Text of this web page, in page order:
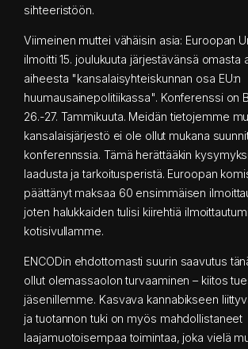
sihteeristöön.
Viimeinen muttei vähäisin asia: Euroopan
ilmoitti 15. joulukuuta järjestävänsä omasta
aiheesta "kansalaisyhteiskunnan osa EU:n
huumausainepolitiikassa". Konferenssi on
26.-27. Tammikuuta. Meidän tietojemme
kansalaisjärjestö ei ole ollut mukana
konferennssia. Tämä herättääkin
laadusta ja tarkoitusperistä. Euroopan
päättänyt maksaa 60 ensimmäisen
joten halukkaiden tulisi kiirehtiä
kotisivullamme.
ENCODin ehdottomasti suurin saavutus
ollut olemassaolon turvaaminen – kiitos
jäsenillemme. Kasvava kannabikseen
ja tuotannon tuki on myös mahdollistaneet
laajamuotoisempaa toimintaa, joka vielä